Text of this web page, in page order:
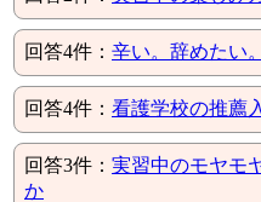
回答4件： 辛い。辞めたい
回答4件： 看護学校の推薦
回答3件： 実習中のモヤモ
か